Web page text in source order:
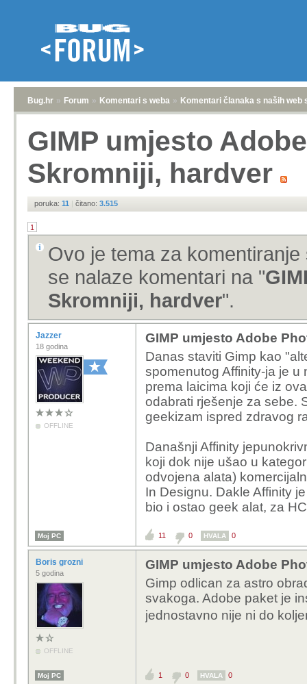
Bug.hr » Forum » Komentari s weba » Komentari članaka s naših web
GIMP umjesto
Skromniji, hardver
poruka: 11 | čitano: 3.515
1
Ovo je tema za
se nalaze komentari na "
Skromniji, hardver".
Jazzer
18 godina
OFFLINE
GIMP umjesto Adobe
Danas staviti Gimp kao
spomenutog Affinity-ja je
prema laicima koji će iz
odabrati rješenje za sebe.
geekizam ispred zdravog
Današnji Affinity
koji dok nije ušao u
odvojena alata)
In Designu. Dakle Affinity
bio i ostao geek alat, za
Moj PC 11 0 HVALA 0
Boris grozni
5 godina
OFFLINE
GIMP umjesto Adobe
Gimp odlican za astro
svakoga. Adobe paket je
jednostavno nije ni do
Moj PC 1 0 HVALA 0